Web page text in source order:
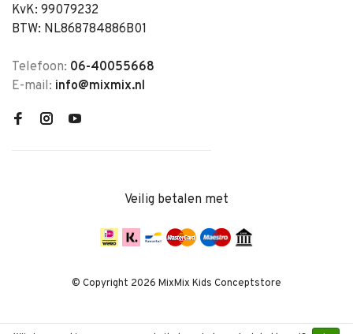
KvK: 99079232
BTW: NL868784886B01
Telefoon: 06-40055668
E-mail: info@mixmix.nl
Veilig betalen met
© Copyright 2026 MixMix Kids Conceptstore